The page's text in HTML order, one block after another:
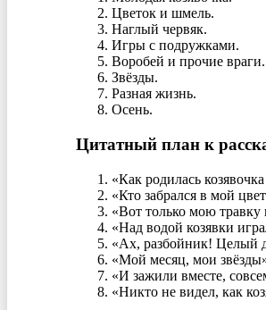
Цветок и шмель.
Наглый червяк.
Игры с подружками.
Воробей и прочие враги.
Звёзды.
Разная жизнь.
Осень.
Цитатный план к
«Как родилась
«Кто забрался в мой
«Вот только мою травку
«Над водой козявки
«Ах, разбойник! Целый
«Мой месяц, мои
«И зажили вместе,
«Никто не видел, как